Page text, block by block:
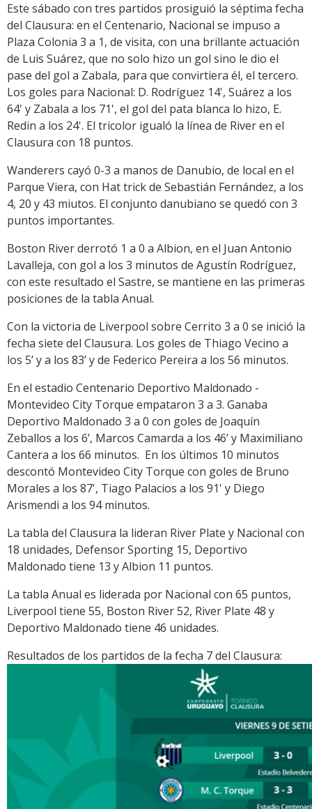
Este sábado con tres partidos prosiguió la séptima fecha
del Clausura: en el Centenario, Nacional se impuso a
Plaza Colonia 3 a 1, de visita, con una brillante actuación
de Luis Suárez, que no solo hizo un gol sino le dio el
pase del gol a Zabala, para que convirtiera él, el tercero.
Los goles para Nacional: D. Rodríguez 14', Suárez a los
64' y Zabala a los 71', el gol del pata blanca lo hizo, E.
Redin a los 24'. El tricolor igualó la línea de River en el
Clausura con 18 puntos.
Wanderers cayó 0-3 a manos de Danubio, de local en el
Parque Viera, con Hat trick de Sebastián Fernández, a los
4, 20 y 43 miutos. El conjunto danubiano se quedó con 3
puntos importantes.
Boston River derrotó 1 a 0 a Albion, en el Juan Antonio
Lavalleja, con gol a los 3 minutos de Agustín Rodríguez,
con este resultado el Sastre, se mantiene en las primeras
posiciones de la tabla Anual.
Con la victoria de Liverpool sobre Cerrito 3 a 0 se inició la
fecha siete del Clausura. Los goles de Thiago Vecino a
los 5’ y a los 83’ y de Federico Pereira a los 56 minutos.
En el estadio Centenario Deportivo Maldonado -
Montevideo City Torque empataron 3 a 3. Ganaba
Deportivo Maldonado 3 a 0 con goles de Joaquín
Zeballos a los 6’, Marcos Camarda a los 46’ y Maximiliano
Cantera a los 66 minutos. En los últimos 10 minutos
descontó Montevideo City Torque con goles de Bruno
Morales a los 87', Tiago Palacios a los 91' y Diego
Arismendi a los 94 minutos.
La tabla del Clausura la lideran River Plate y Nacional con
18 unidades, Defensor Sporting 15, Deportivo
Maldonado tiene 13 y Albion 11 puntos.
La tabla Anual es liderada por Nacional con 65 puntos,
Liverpool tiene 55, Boston River 52, River Plate 48 y
Deportivo Maldonado tiene 46 unidades.
Resultados de los partidos de la fecha 7 del Clausura: